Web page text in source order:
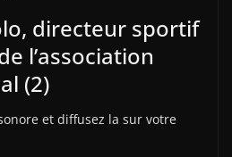
directeur sportif
l’association
(2)
et diffusez la sur votre